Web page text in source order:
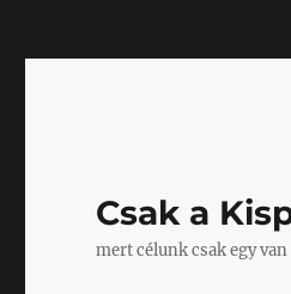
Csak a
mert célunk csak egy van